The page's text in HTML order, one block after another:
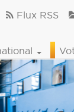
Flux RSS